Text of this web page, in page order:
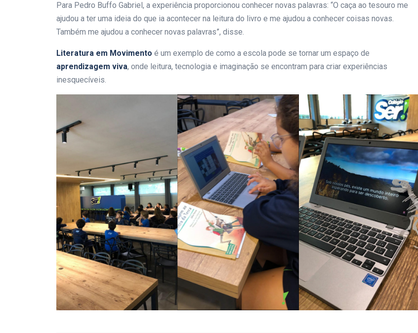
Para Pedro Buffo Gabriel, a experiência proporcionou conhecer novas palavras: “O caça ao tesouro me
ajudou a ter uma ideia do que ia acontecer na leitura do livro e me ajudou a conhecer coisas novas.
Também me ajudou a conhecer novas palavras”, disse.
Literatura em Movimento é um exemplo de como a escola pode se tornar um espaço de
aprendizagem viva, onde leitura, tecnologia e imaginação se encontram para criar experiências
inesquecíveis.